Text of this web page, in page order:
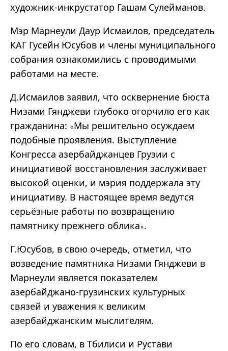
художник-инкрустатор Гашам Сулейманов.
Мэр Марнеули Даур Исмаилов, председатель
КАГ Гусейн Юсубов и члены муниципального
собрания ознакомились с проводимыми
работами на месте.
Д.Исмаилов заявил, что осквернение бюста
Низами Гянджеви глубоко огорчило его как
гражданина: «Мы решительно осуждаем
подобные проявления. Выступление
Конгресса азербайджанцев Грузии с
инициативой восстановления заслуживает
высокой оценки, и мэрия поддержала эту
инициативу. В настоящее время ведутся
серьёзные работы по возвращению
памятнику прежнего облика».
Г.Юсубов, в свою очередь, отметил, что
возведение памятника Низами Гянджеви в
Марнеули является показателем
азербайджано-грузинских культурных
связей и уважения к великим
азербайджанским мыслителям.
По его словам, в Тбилиси и Рустави